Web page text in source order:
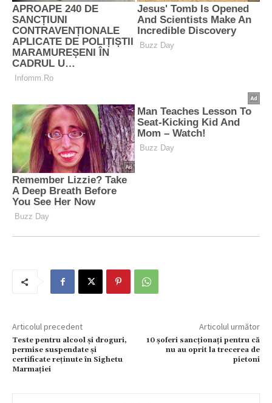
Articolul precedent
Teste pentru alcool și droguri,
permise suspendate și
certificate reținute în Sighetu
Marmației
Articolul următor
10 șoferi sancționați pentru că
nu au oprit la trecerea de
pietoni